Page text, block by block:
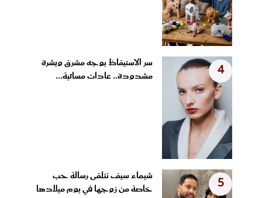
4
سر الاستيقاظ بوجه مشرق وبشرة
مشدودة.. عادات مسائية...
5
شيماء سيف تتلقى رسالة حب
خاصة من زوجها في يوم ميلادها